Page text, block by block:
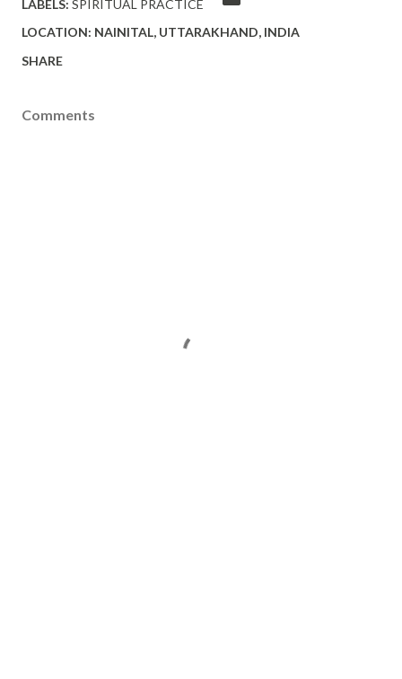
LABELS: SPIRITUAL PRACTICE
LOCATION: NAINITAL, UTTARAKHAND, INDIA
SHARE
Comments